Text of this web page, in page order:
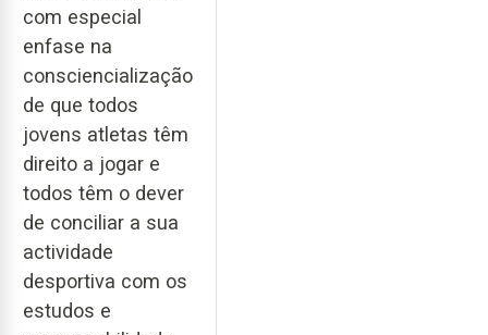
com especial
enfase na
consciencialização
de que todos
jovens atletas têm
direito a jogar e
todos têm o dever
de conciliar a sua
actividade
desportiva com os
estudos e